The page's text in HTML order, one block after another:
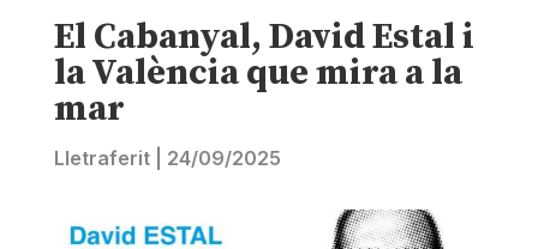
El Cabanyal, David Estal i
la València que mira a la
mar
Lletraferit| 24/09/2025